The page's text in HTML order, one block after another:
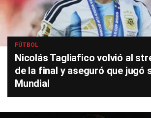
FÚTBOL
Nicolás Tagliafico volvió al
de la final y aseguró que jugó
Mundial